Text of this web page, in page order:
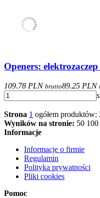
Openers:
109.78 PLN brutto89.25 PLN
Strona 1 ogółem produktów:
Wyników na stronie: 50 100
Informacje
Informacje o firmie
Regulamin
Polityka prywatności
Pliki cookies
Pomoc